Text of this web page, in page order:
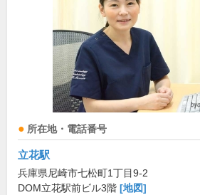
所在地・電話番号
立花駅
兵庫県尼崎市七松町1丁目9-2
DOM立花駅前ビル3階 [地図]